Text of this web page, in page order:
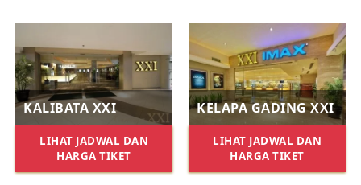
KALIBATA XXI
LIHAT JADWAL DAN
HARGA TIKET
KELAPA GADING XXI
LIHAT JADWAL DAN
HARGA TIKET